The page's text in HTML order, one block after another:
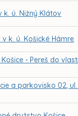
ú. Nižný Klátov
k. ú. Košické Hámre
- Pereš do
a parkovisko 02,